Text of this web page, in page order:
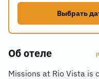
Выбрать
Об отеле
Missions at Rio Vista is